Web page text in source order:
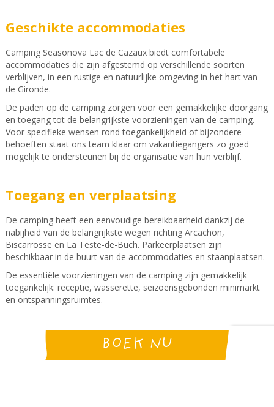
Geschikte accommodaties
Camping Seasonova Lac de Cazaux biedt comfortabele
accommodaties die zijn afgestemd op verschillende soorten
verblijven, in een rustige en natuurlijke omgeving in het hart van
de Gironde.
De paden op de camping zorgen voor een gemakkelijke doorgang
en toegang tot de belangrijkste voorzieningen van de camping.
Voor specifieke wensen rond toegankelijkheid of bijzondere
behoeften staat ons team klaar om vakantiegangers zo goed
mogelijk te ondersteunen bij de organisatie van hun verblijf.
Toegang en verplaatsing
De camping heeft een eenvoudige bereikbaarheid dankzij de
nabijheid van de belangrijkste wegen richting Arcachon,
Biscarrosse en La Teste-de-Buch. Parkeerplaatsen zijn
beschikbaar in de buurt van de accommodaties en staanplaatsen.
De essentiële voorzieningen van de camping zijn gemakkelijk
toegankelijk: receptie, wasserette, seizoensgebonden minimarkt
en ontspanningsruimtes.
Een natuurvakantie voor iedereen
Gelegen nabij het meer van Cazaux-Sanguinet biedt de camping
BOEK NU